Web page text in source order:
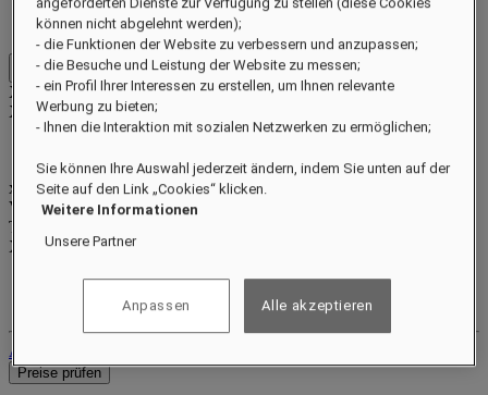
Vorteile und Status
Punkte sammeln und einlösen
Close menu
Xxxx Xxxxxxxxx
XXXXXX X XXXXXXXX X
xxxxxxxx
Valid untilxx/xx/xxxx
Treuepunkte
XXXpts
Ihr Treuekonto
Ihre Buchungen
Abmelden
Preise prüfen
angeforderten Dienste zur Verfügung zu stellen (diese Cookies
können nicht abgelehnt werden);
- die Funktionen der Website zu verbessern und anzupassen;
- die Besuche und Leistung der Website zu messen;
- ein Profil Ihrer Interessen zu erstellen, um Ihnen relevante
Werbung zu bieten;
- Ihnen die Interaktion mit sozialen Netzwerken zu ermöglichen;
Sie können Ihre Auswahl jederzeit ändern, indem Sie unten auf der
Seite auf den Link „Cookies“ klicken.
Weitere Informationen
Unsere Partner
Anpassen Alle akzeptieren